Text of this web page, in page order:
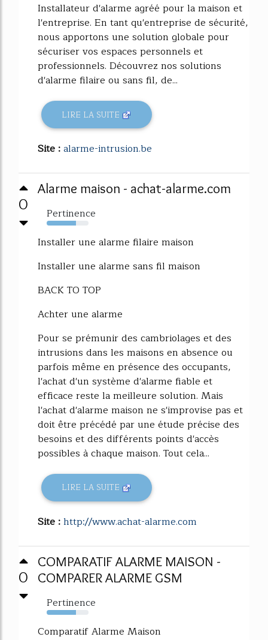
Installateur d'alarme agréé pour la maison et
l'entreprise. En tant qu'entreprise de sécurité,
nous apportons une solution globale pour
sécuriser vos espaces personnels et
professionnels. Découvrez nos solutions
d'alarme filaire ou sans fil, de...
LIRE LA SUITE
Site :alarme-intrusion.be
0
Alarme maison - achat-alarme.com
Pertinence
70%
Installer une alarme filaire maison
Installer une alarme sans fil maison
BACK TO TOP
Achter une alarme
Pour se prémunir des cambriolages et des
intrusions dans les maisons en absence ou
parfois même en présence des occupants,
l'achat d'un système d'alarme fiable et
efficace reste la meilleure solution. Mais
l'achat d'alarme maison ne s'improvise pas et
doit être précédé par une étude précise des
besoins et des différents points d'accès
possibles à chaque maison. Tout cela...
LIRE LA SUITE
Site :http://www.achat-alarme.com
0
COMPARATIF ALARME MAISON -
COMPARER ALARME GSM
Pertinence
70%
Comparatif Alarme Maison